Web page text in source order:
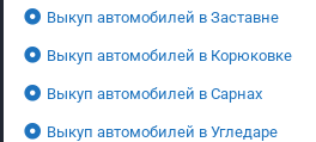
Выкуп автомобилей в Заставне
Выкуп автомобилей в Корюковке
Выкуп автомобилей в Сарнах
Выкуп автомобилей в Угледаре